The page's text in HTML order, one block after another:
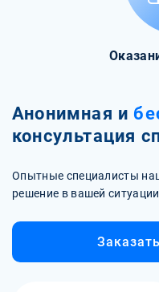
Анонимная и
консультация
Опытные специалисты
решение в вашей